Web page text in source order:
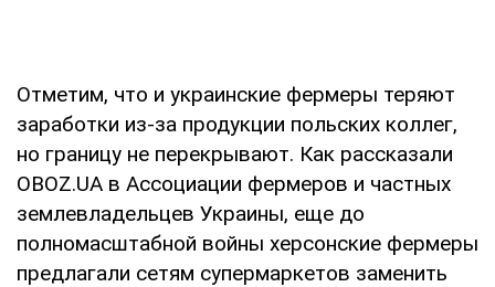
Отметим, что и украинские фермеры теряют
заработки из-за продукции польских коллег,
но границу не перекрывают. Как рассказали
OBOZ.UA в Ассоциации фермеров и частных
землевладельцев Украины, еще до
полномасштабной войны херсонские фермеры
предлагали сетям супермаркетов заменить